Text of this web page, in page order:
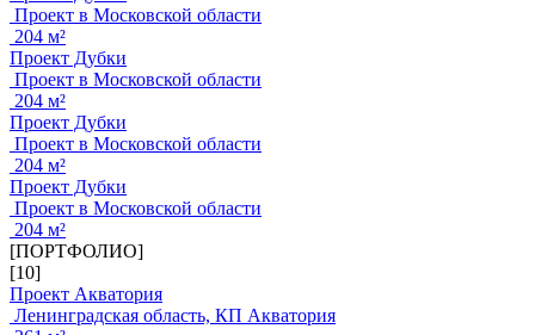
Проект в Московской области
204 м²
Проект Дубки
Проект в Московской области
204 м²
Проект Дубки
Проект в Московской области
204 м²
Проект Дубки
Проект в Московской области
204 м²
[ПОРТФОЛИО]
[10]
Проект Акватория
Ленинградская область, КП Акватория